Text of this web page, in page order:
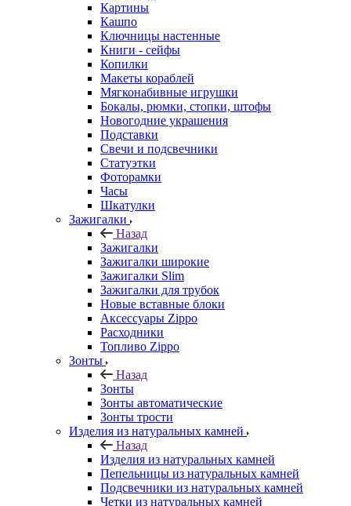
Картины
Кашпо
Ключницы настенные
Книги - сейфы
Копилки
Макеты кораблей
Мягконабивные игрушки
Бокалы, рюмки, стопки, штофы
Новогодние украшения
Подставки
Свечи и подсвечники
Статуэтки
Фоторамки
Часы
Шкатулки
Зажигалки
Назад
Зажигалки
Зажигалки широкие
Зажигалки Slim
Зажигалки для трубок
Новые вставные блоки
Аксессуары Zippo
Расходники
Топливо Zippo
Зонты
Назад
Зонты
Зонты автоматические
Зонты трости
Изделия из натуральных камней
Назад
Изделия из натуральных камней
Пепельницы из натуральных камней
Подсвечники из натуральных камней
Четки из натуральных камней